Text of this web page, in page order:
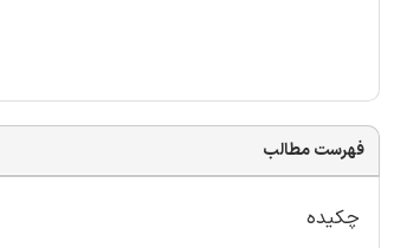
فهرست مطالب
چکیده